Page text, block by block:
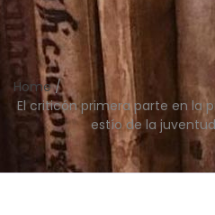
Home/
El criticón primera parte en la
estío de la